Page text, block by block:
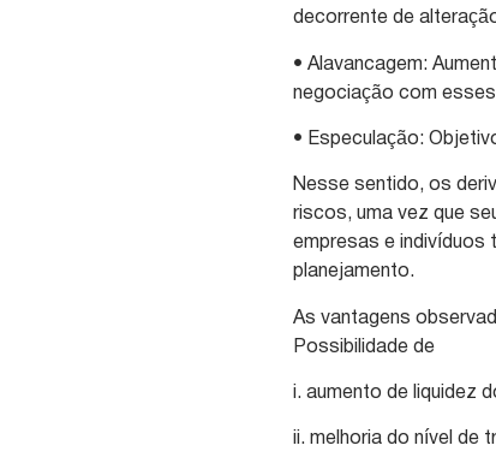
decorrente de
• Alavancagem:
negociação com
• Especulação:
Nesse sentido, os
riscos, uma vez que
empresas e indivíduos
planejamento.
As vantagens
Possibilidade de
i. aumento de liquidez
ii. melhoria do nível de